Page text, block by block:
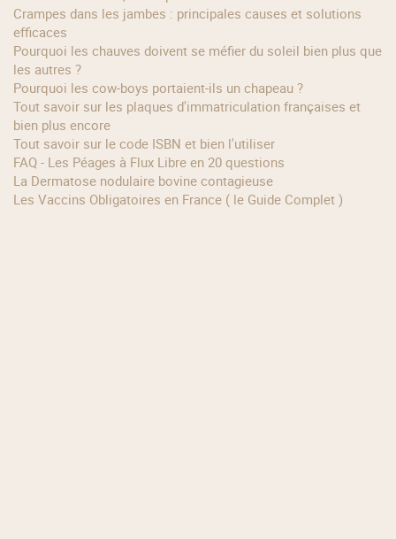
Crampes dans les jambes : principales causes et solutions
efficaces
Pourquoi les chauves doivent se méfier du soleil bien plus que
les autres ?
Pourquoi les cow‑boys portaient‑ils un chapeau ?
Tout savoir sur les plaques d'immatriculation françaises et
bien plus encore
Tout savoir sur le code ISBN et bien l'utiliser
FAQ - Les Péages à Flux Libre en 20 questions
La Dermatose nodulaire bovine contagieuse
Les Vaccins Obligatoires en France ( le Guide Complet )